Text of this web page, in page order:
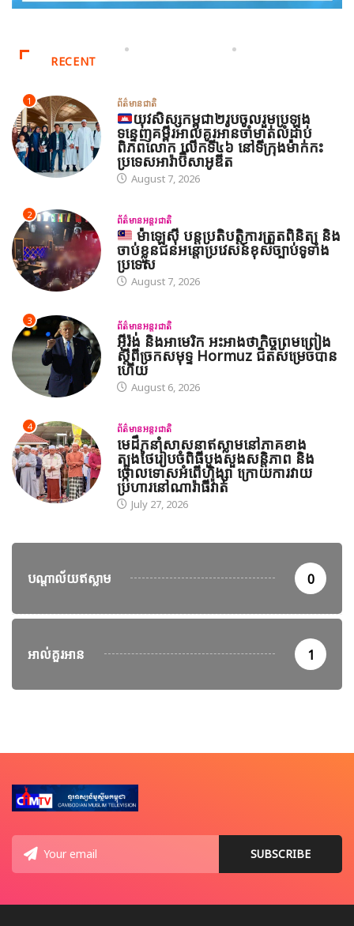
RECENT
1 ព័ត៌មានជាតិ
យុវសិស្សកម្ពុជា២រូបចូលរួមប្រឡង
ទន្ទេញគម្ពីរអាល់គូរអានចាំមាត់លំដាប់
ពិភពលោក លើកទី៤៦ នៅទីក្រុងម៉ាក់កះ
ប្រទេសអារ៉ាប៊ីសាអូឌីត
August 7, 2026
2 ព័ត៌មានអន្តរជាតិ
ម៉ាឡេស៊ី បន្តប្រតិបត្តិការត្រួតពិនិត្យ និង
ចាប់ខ្លួនជនអន្តោប្រវេសន៍ខុសច្បាប់ទូទាំង
ប្រទេស
August 7, 2026
3 ព័ត៌មានអន្តរជាតិ
អ៊ីរ៉ង់ និងអាមេរិក អះអាងថាកិច្ចព្រមព្រៀង
ស្តីពីច្រកសមុទ្ទ Hormuz ជិតសម្រេចបាន
ហើយ
August 6, 2026
4 ព័ត៌មានអន្តរជាតិ
មេដឹកនាំសាសនាឥស្លាមនៅភាគខាង
ត្បូងថៃរៀបចំពិធីបួងសួងសន្តិភាព និង
ថ្កោលទោសអំពើហិង្សា ក្រោយការវាយ
ប្រហារនៅណារ៉ាធីវ៉ាត់
July 27, 2026
បណ្តាល័យឥស្លាម 0
អាល់គួរអាន 1